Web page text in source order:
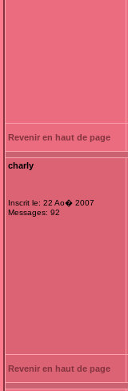
Revenir en haut de page
charly
Inscrit le: 22 Ao� 2007
Messages: 92
Revenir en haut de page